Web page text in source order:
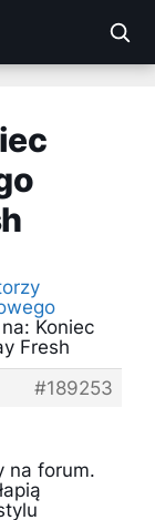
Koniec
Fresh
#189253
na forum.